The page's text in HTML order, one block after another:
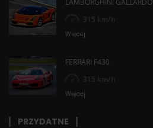
315 km/h
Więcej
FERRARI F430
315 km/h
Więcej
PRZYDATNE